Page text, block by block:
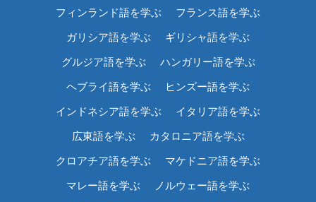
フィンランド語を学ぶ フランス語を学ぶ
ガリシア語を学ぶ ギリシャ語を学ぶ
グルジア語を学ぶ ハンガリー語を学ぶ
ヘブライ語を学ぶ ヒンズー語を学ぶ
インドネシア語を学ぶ イタリア語を学ぶ
広東語を学ぶ カタロニア語を学ぶ
クロアチア語を学ぶ マケドニア語を学ぶ
マレー語を学ぶ ノルウェー語を学ぶ